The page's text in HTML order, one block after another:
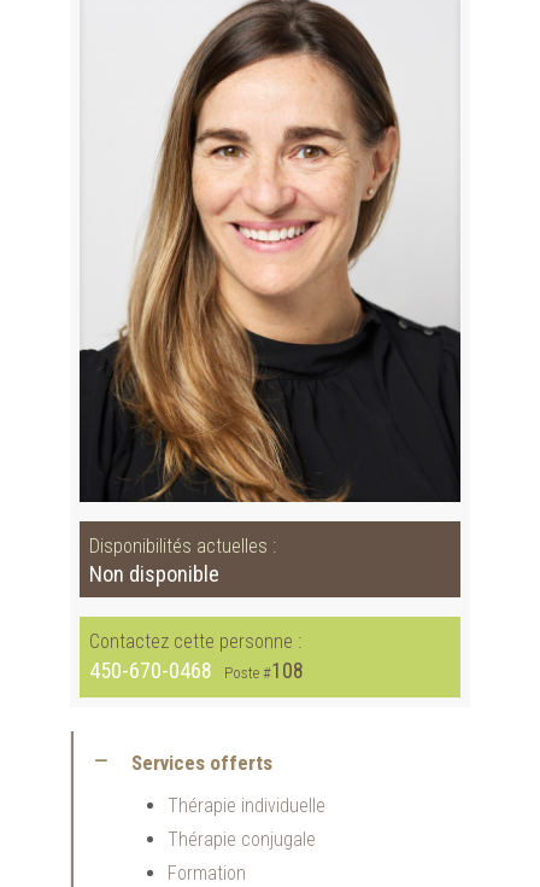
Disponibilités actuelles :
Non disponible
Contactez cette personne :
450-670-0468 Poste #108
Services offerts
Thérapie individuelle
Thérapie conjugale
Formation